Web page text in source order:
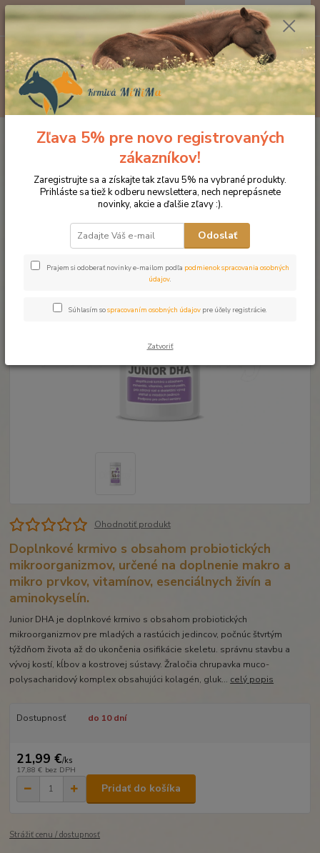
Menu
0ks
za0 €
Produkty DROMY Psy a mačky Doplnky pre BARF
Dromy
Junior DHA 700 g +10 % ZDARMA
Dromy Junior DHA 700 g +10 %
ZDARMA
Ohodnotiť produkt
Doplnkové krmivo s obsahom probiotických
mikroorganizmov, určené na doplnenie makro a
mikro prvkov, vitamínov, esenciálnych živín a
aminokyselín.
Junior DHA je doplnkové krmivo s obsahom probiotických
mikroorganizmov pre mladých a rastúcich jedincov, počnúc štvrtým
týždňom života až do ukončenia osifikácie skeletu. správnu stavbu a
vývoj kostí, kĺbov a kostrovej sústavy. Žraločia chrupavka muco-
polysacharidový komplex obsahujúci kolagén, gluk... celý popis
Dostupnosť do 10 dní
21,99 €/ks
17,88 € bez DPH
Pridať do košíka
Strážiť cenu / dostupnosť
Zľava 5% pre novo registrovaných
zákazníkov!
Zaregistrujte sa a získajte tak zľavu 5% na vybrané produkty.
Prihláste sa tiež k odberu newslettera, nech neprepásnete
novinky, akcie a ďalšie zľavy :).
Odoslať
Prajem si odoberať novinky e-mailom podľa podmienok spracovania osobných
údajov.
Súhlasím sospracovaním osobných údajov pre účely registrácie.
Zatvoriť